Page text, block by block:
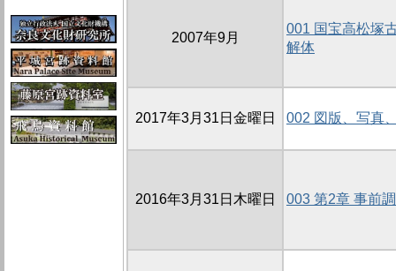
2007年9月
001 国宝高松塚
解体
2017年3月31日金曜日 002 図版、写真
2016年3月31日木曜日 003 第2章 事前